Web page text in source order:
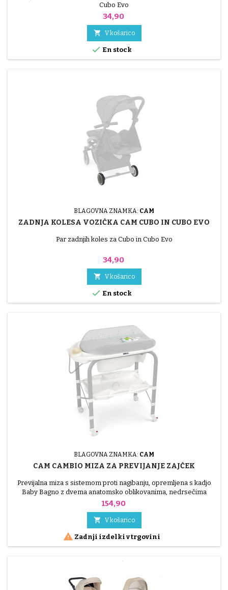
Cubo Evo
Cena
34,90
 V košarico
 En stock
BLAGOVNA ZNAMKA: CAM
ZADNJA KOLESA VOZIČKA CAM CUBO IN CUBO EVO
Par zadnjih koles za Cubo in Cubo Evo
Cena
34,90
 V košarico
 En stock
BLAGOVNA ZNAMKA: CAM
CAM CAMBIO MIZA ZA PREVIJANJE ZAJČEK
Previjalna miza s sistemom proti nagibanju, opremljena s kadjo
Baby Bagno z dvema anatomsko oblikovanima, nedrsečima
sedežema (enim nagibnim za dojenčke, stare od 0 do 6 mesecev,
mesecev). Držala za milo in gobice, majhna prha, odtočni čep in
cev, predal z držalom za stekleničko, 4 kolesca (2 z...
Cena
154,90
 V košarico
 Zadnji izdelki v trgovini